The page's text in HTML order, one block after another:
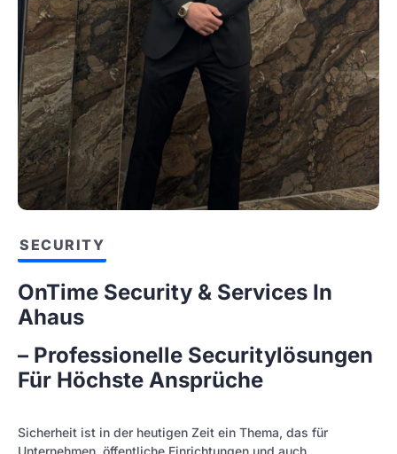
SECURITY
OnTime Security & Services In
Ahaus
– Professionelle Securitylösungen
Für Höchste Ansprüche
Sicherheit ist in der heutigen Zeit ein Thema, das für
Unternehmen, öffentliche Einrichtungen und auch